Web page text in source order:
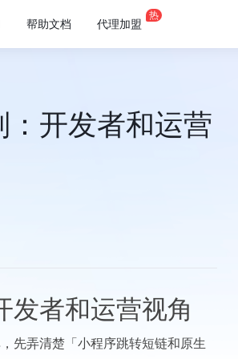
帮助文档 代理加盟
热
开发者和运营
发者和运营视角
先弄清楚「小程序跳转短链和原生